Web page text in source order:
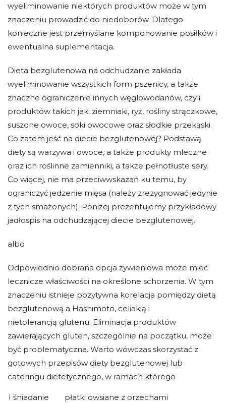
wyeliminowanie niektórych produktów może w tym
znaczeniu prowadzić do niedoborów. Dlatego
konieczne jest przemyślane komponowanie posiłków i
ewentualna suplementacja.
Dieta bezglutenowa na odchudzanie zakłada
wyeliminowanie wszystkich form pszenicy, a także
znaczne ograniczenie innych węglowodanów, czyli
produktów takich jak: ziemniaki, ryż, rośliny strączkowe,
suszone owoce, soki owocowe oraz słodkie przekąski.
Co zatem jeść na diecie bezglutenowej? Podstawą
diety są warzywa i owoce, a także produkty mleczne
oraz ich roślinne zamienniki, a także pełnotłuste sery.
Co więcej, nie ma przeciwwskazań ku temu, by
ograniczyć jedzenie mięsa (należy zrezygnować jedynie
z tych smażonych). Poniżej prezentujemy przykładowy
jadłospis na odchudzającej diecie bezglutenowej.
albo
Odpowiednio dobrana opcja żywieniowa może mieć
lecznicze właściwości na określone schorzenia. W tym
znaczeniu istnieje pozytywna korelacja pomiędzy dietą
bezglutenową a Hashimoto, celiakią i
nietolerancją glutenu. Eliminacja produktów
zawierających gluten, szczególnie na początku, może
być problematyczna. Warto wówczas skorzystać z
gotowych przepisów diety bezglutenowej lub
cateringu dietetycznego, w ramach którego
I śniadanie
płatki owsiane z orzechami